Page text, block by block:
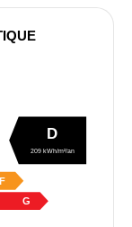
F
G
D
209 kWh/m²/an